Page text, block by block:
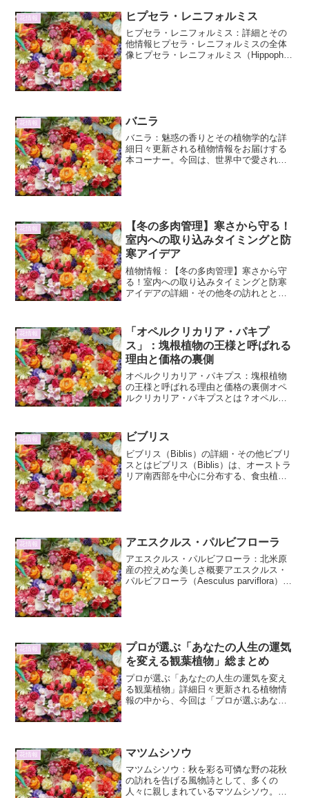
花情報 ヒプセラ・レニフォルミス
ヒプセラ・レニフォルミス：詳細とその
他情報ヒプセラ・レニフォルミスの全体
像ヒプセラ・レニフォルミス（Hippophaë
花情報 バニラ
バニラ：魅惑の香りとその植物学的な詳
細日々更新される植物情報をお届けする
本コーナー。今回は、世界中で愛される
花情報
【冬の多肉管理】寒さから守る！
室内への取り込みタイミングと防
寒アイデア
植物情報：【冬の多肉管理】寒さから守
る！室内への取り込みタイミングと防寒
アイデアの詳細・その他冬の訪れととも
さに弱い多肉植物を、厳しい冬から守る
ためには、適切なタイミン...
花情報
「オペルクリカリア・パキプ
ス」：塊根植物の王様と呼ばれる
理由と価格の裏側
オペルクリカリア・パキプス：塊根植物
の王様と呼ばれる理由と価格の裏側オペ
ルクリカリア・パキプスとは？オペルク
態と力強い生命力から「塊根植物の王
様」と称されています。太く...
花情報 ビブリス
ビブリス（Biblis）の詳細・その他ビブリ
スとはビブリス（Biblis）は、オーストラ
リア南西部を中心に分布する、食虫植物
花情報 アエスクルス・パルビフローラ
アエスクルス・パルビフローラ：北米原
産の控えめな美しさ概要アエスクルス・
パルビフローラ（Aesculus parviflora）
花情報
プロが選ぶ「あなたの人生の運気
を変える観葉植物」総まとめ
プロが選ぶ「あなたの人生の運気を変え
る観葉植物」詳細日々更新される植物情
報の中から、今回は「プロが選ぶあなた
花情報 マツムシソウ
マツムシソウ：秋を彩る可憐な野の花秋
の訪れを告げる風物詩として、多くの
人々に親しまれているマツムシソウ。そ